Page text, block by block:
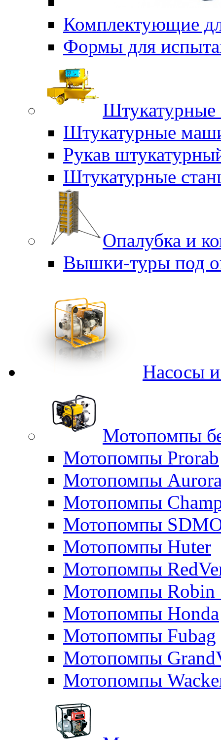
Комплектующие
Формы для
Штукатурные
Штукатурные
Рукав
Штукатурные
Опалубка и
Вышки-туры под
Насосы
Мотопомпы
Мотопомпы Prorab
Мотопомпы
Мотопомпы
Мотопомпы
Мотопомпы Huter
Мотопомпы
Мотопомпы Robin
Мотопомпы Honda
Мотопомпы Fubag
Мотопомпы
Мотопомпы